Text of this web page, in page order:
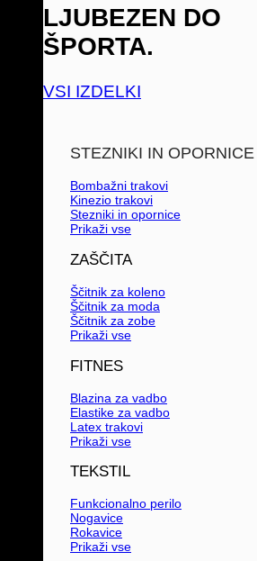
LJUBEZEN DO
ŠPORTA.
VSI IZDELKI
STEZNIKI IN OPORNICE
Bombažni trakovi
Kinezio trakovi
Stezniki in opornice
Prikaži vse
ZAŠČITA
Ščitnik za koleno
Ščitnik za moda
Ščitnik za zobe
Prikaži vse
FITNES
Blazina za vadbo
Elastike za vadbo
Latex trakovi
Prikaži vse
TEKSTIL
Funkcionalno perilo
Nogavice
Rokavice
Prikaži vse